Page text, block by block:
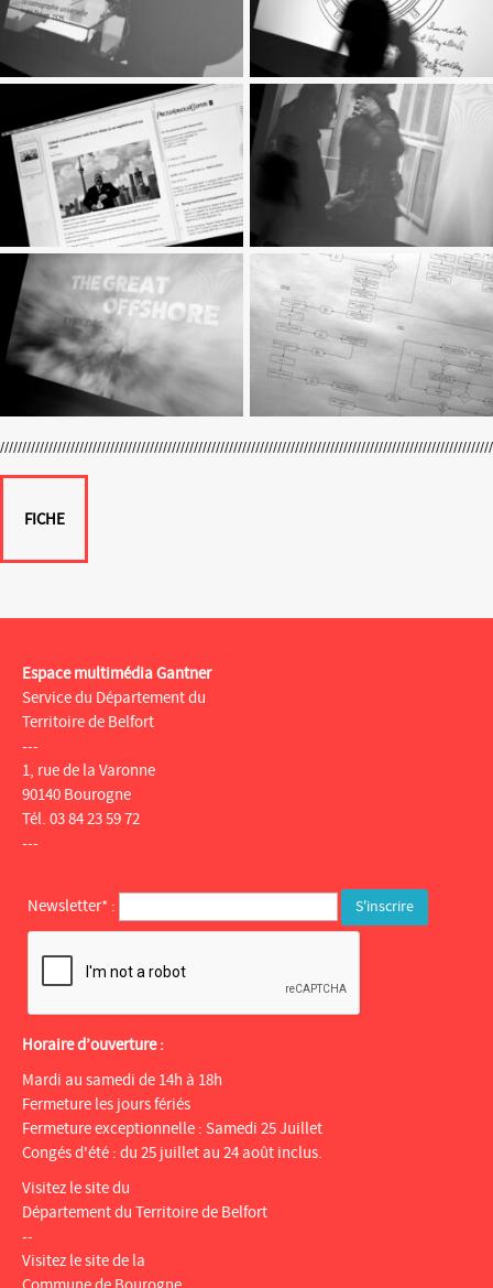
FICHE
Espace multimédia Gantner
Service du Département du
Territoire de Belfort
---
1, rue de la Varonne
90140 Bourogne
Tél. 03 84 23 59 72
---
Newsletter* :
Horaire d’ouverture :
Mardi au samedi de 14h à 18h
Fermeture les jours fériés
Fermeture exceptionnelle : Samedi 25 Juillet
Congés d'été : du 25 juillet au 24 août inclus.
Visitez le site du
Département du Territoire de Belfort
--
Visitez le site de la